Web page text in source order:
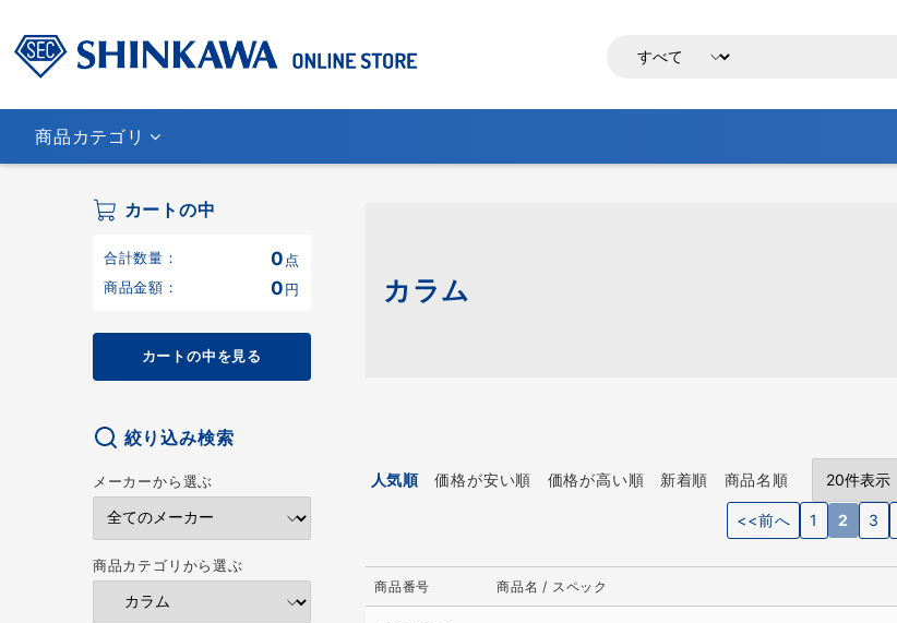
商品カテゴリ
カートの中
合計数量： 0点
商品金額：
0円
カートの中を見る
絞り込み検索
メーカーから選ぶ
商品カテゴリから選ぶ
カラム
人気順 価格が安い順 価格が高い順 新着順 商品名順
<<前へ 1 2 3
商品番号 商品名 / スペック